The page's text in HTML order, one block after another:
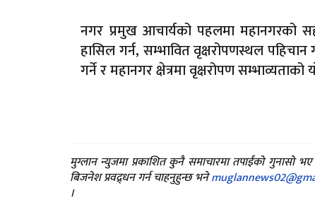
नगर प्रमुख आचार्यको पहलमा महानगरको
हासिल गर्न, सम्भावित वृक्षरोपणस्थल पहिचान
गर्ने र महानगर क्षेत्रमा वृक्षरोपण
मुग्लान न्युजमा प्रकाशित कुनै समाचारमा तपाईंको गुनासो भए
बिजनेश प्रवद्र्धन गर्न चाहनुहुन्छ भने
।